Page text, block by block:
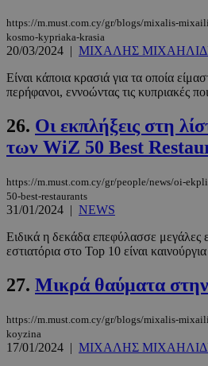
https://m.must.com.cy/gr/blogs/mixalis-
kosmo-kypriaka-krasia
20/03/2024 | ΜΙΧΑΛΗΣ
Είναι κάποια κρασιά για τα οποία
περήφανοι, εννοώντας τις κυπριακές
26. Οι εκπλήξεις στη
των WiZ 50 Best
https://m.must.com.cy/gr/people/news/oi-
50-best-restaurants
31/01/2024 | NEWS
Ειδικά η δεκάδα επεφύλασσε μεγάλες
εστιατόρια στο Top 10 είναι
27. Μικρά θαύματα στην
https://m.must.com.cy/gr/blogs/mixalis-
koyzina
17/01/2024 | ΜΙΧΑΛΗΣ
PHPSESSID